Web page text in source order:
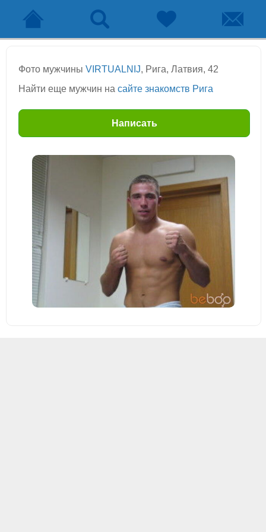
Фото мужчины VIRTUALNIJ, Рига, Латвия, 42
Найти еще мужчин на сайте знакомств Рига
Написать